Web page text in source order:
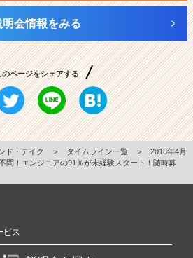
明会情報をみる
のページをシェアする
ド・テイク ＞ タイムライン一覧 ＞
2018年4月
問！エンジニアの91％が未経験スタート！随時募
ビス